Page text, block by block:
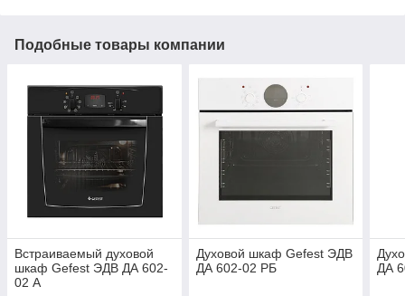
Подобные товары компании
Встраиваемый духовой
шкаф Gefest ЭДВ ДА 602-
02 А
Духовой шкаф Gefest ЭДВ
ДА 602-02 PБ
ДА